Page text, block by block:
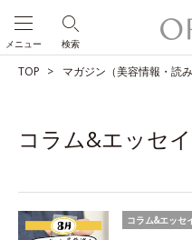
検索
メニュー
TOP マガジン（美容情報・読み
コラム&エッセ
コラム&エッセ